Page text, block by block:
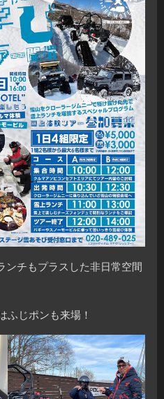
ンチもプラスした非日常空間
ふじポンも来場！